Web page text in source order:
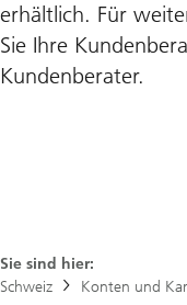
erhältlich. Für
Sie Ihre
Kundenberater.
Sie sind hier:
Schweiz
Konten und